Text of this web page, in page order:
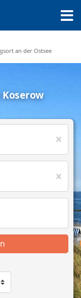
an der Ostsee